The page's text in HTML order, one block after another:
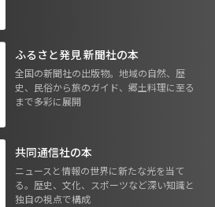
ふるさと発見 新聞社の本
全国の新聞社の出版物。地域の自然、歴
史、民俗から旅のガイド、郷土料理に至る
まで多彩に展開
共同通信社の本
ニュースと情報の世界に新たな光を当て
る。歴史、文化、スポーツなど深い知識と
独自の視点で構成